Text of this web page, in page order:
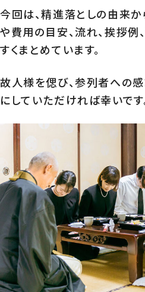
今回は、精進落としの由来
や費用の目安、流れ、挨拶例
すくまとめています。
故人様を偲び、参列者への
にしていただければ幸いです